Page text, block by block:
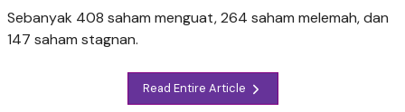
Sebanyak 408 saham menguat, 264 saham melemah, dan
147 saham stagnan.
Read Entire Article